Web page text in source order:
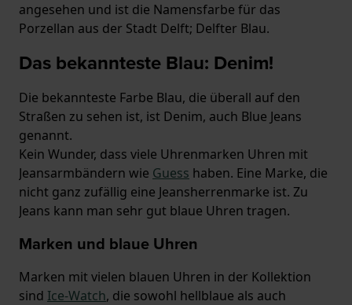
angesehen und ist die Namensfarbe für das
Porzellan aus der Stadt Delft; Delfter Blau.
Das bekannteste Blau: Denim!
Die bekannteste Farbe Blau, die überall auf den
Straßen zu sehen ist, ist Denim, auch Blue Jeans
genannt.
Kein Wunder, dass viele Uhrenmarken Uhren mit
Jeansarmbändern wie Guess haben. Eine Marke, die
nicht ganz zufällig eine Jeansherrenmarke ist. Zu
Jeans kann man sehr gut blaue Uhren tragen.
Marken und blaue Uhren
Marken mit vielen blauen Uhren in der Kollektion
sind Ice-Watch, die sowohl hellblaue als auch